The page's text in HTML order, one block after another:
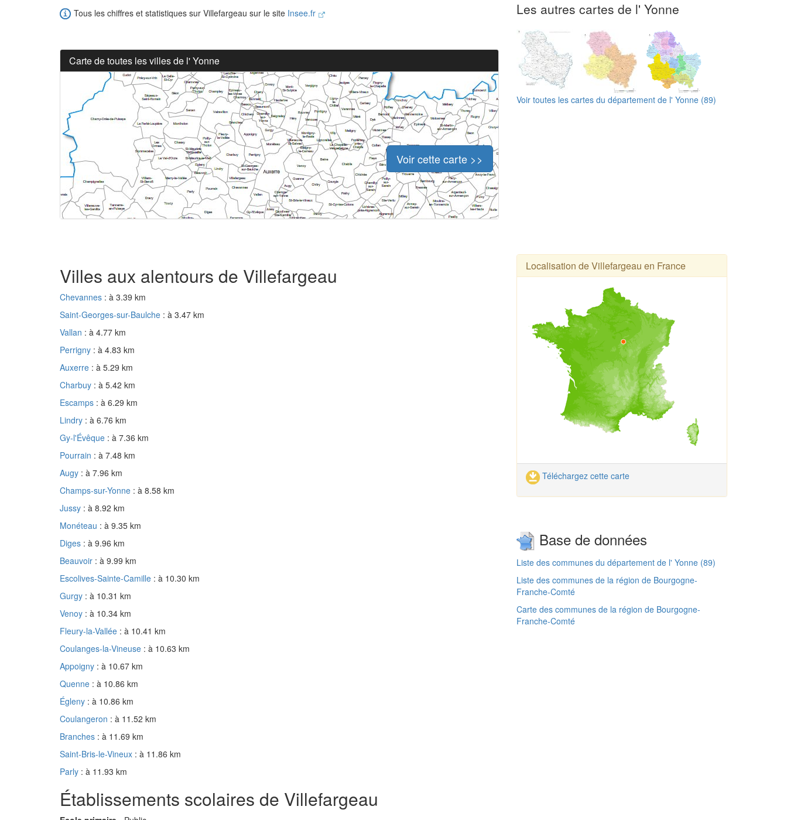
Tous les chiffres et statistiques sur Villefargeau sur le site Insee.fr
Carte de toutes les villes de l' Yonne
Voir cette carte >>
Les autres cartes de l' Yonne
Voir toutes les cartes du département de l' Yonne (89)
Villes aux alentours de Villefargeau
Chevannes : à 3.39 km
Saint-Georges-sur-Baulche : à 3.47 km
Vallan : à 4.77 km
Perrigny : à 4.83 km
Auxerre : à 5.29 km
Charbuy : à 5.42 km
Escamps : à 6.29 km
Lindry : à 6.76 km
Gy-l'Évêque : à 7.36 km
Pourrain : à 7.48 km
Augy : à 7.96 km
Champs-sur-Yonne : à 8.58 km
Jussy : à 8.92 km
Monéteau : à 9.35 km
Diges : à 9.96 km
Beauvoir : à 9.99 km
Escolives-Sainte-Camille : à 10.30 km
Gurgy : à 10.31 km
Venoy : à 10.34 km
Fleury-la-Vallée : à 10.41 km
Coulanges-la-Vineuse : à 10.63 km
Appoigny : à 10.67 km
Quenne : à 10.86 km
Égleny : à 10.86 km
Coulangeron : à 11.52 km
Branches : à 11.69 km
Saint-Bris-le-Vineux : à 11.86 km
Parly : à 11.93 km
Établissements scolaires de Villefargeau
Localisation de Villefargeau en France
Téléchargez cette carte
Base de données
Liste des communes du département de l' Yonne (89)
Liste des communes de la région de Bourgogne-
Franche-Comté
Carte des communes de la région de Bourgogne-
Franche-Comté